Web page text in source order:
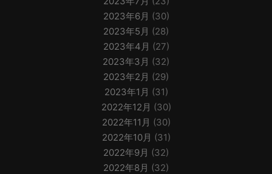
2023年6月 (30)
2023年5月 (28)
2023年4月 (27)
2023年3月 (32)
2023年2月 (29)
2023年1月 (31)
2022年12月 (30)
2022年11月 (30)
2022年10月 (31)
2022年9月 (32)
2022年8月 (32)